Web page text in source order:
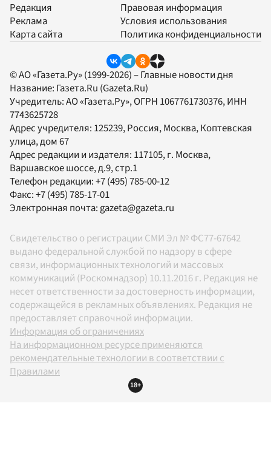
Редакция
Реклама
Карта сайта
Правовая информация
Условия использования
Политика конфиденциальности
© АО «Газета.Ру» (1999-2026) – Главные новости дня
Название: Газета.Ru (Gazeta.Ru)
Учредитель:АО «Газета.Ру», ОГРН 1067761730376, ИНН
7743625728
Адрес учредителя: 125239, Россия, Москва, Коптевская
улица, дом 67
Адрес редакции и издателя: 117105, г. Москва,
Варшавское шоссе, д.9, стр.1
Телефон редакции:+7 (495) 785-00-12
Факс:+7 (495) 785-17-01
Электронная почта: gazeta@gazeta.ru
Свидетельство о регистрации СМИ Эл № ФС77-67642
выдано федеральной службой по надзору в сфере
связи, информационных технологий и массовых
коммуникаций (Роскомнадзор) 10.11.2016 г. Редакция не
несет ответственности за достоверность информации,
содержащейся в рекламных объявлениях. Редакция не
предоставляет справочной информации.
Информация об ограничениях
На информационном ресурсе применяются
рекомендательные технологии в соответствии с
Правилами
18+